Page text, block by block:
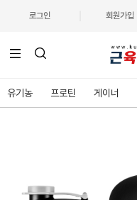
로그인 회원가입
유기농 프로틴 게이너